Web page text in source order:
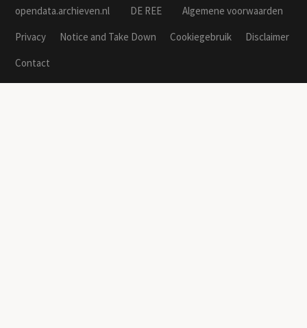
opendata.archieven.nl DE REE
Algemene voorwaarden
Privacy
Notice and Take Down Cookiegebruik
Disclaimer
Contact